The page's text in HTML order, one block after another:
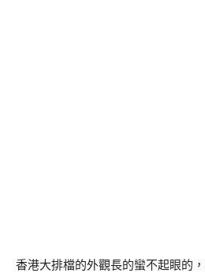
香港大排檔的外觀長的蠻不起眼的